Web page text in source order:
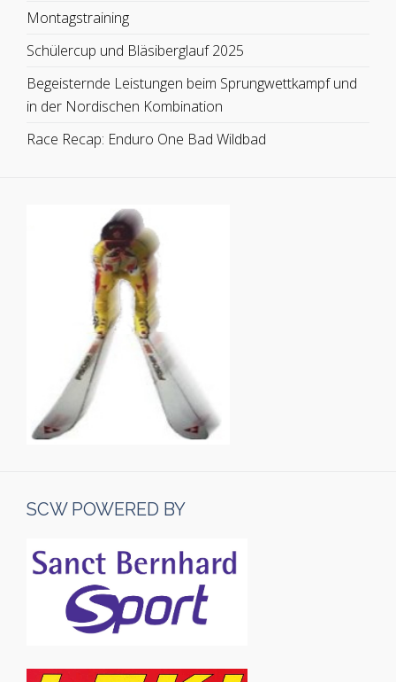
Montagstraining
Schülercup und Bläsiberglauf 2025
Begeisternde Leistungen beim Sprungwettkampf und
in der Nordischen Kombination
Race Recap: Enduro One Bad Wildbad
SCW POWERED BY